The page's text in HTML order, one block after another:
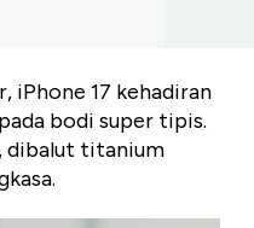
iPhone 17 kehadiran
bodi super tipis.
dibalut titanium